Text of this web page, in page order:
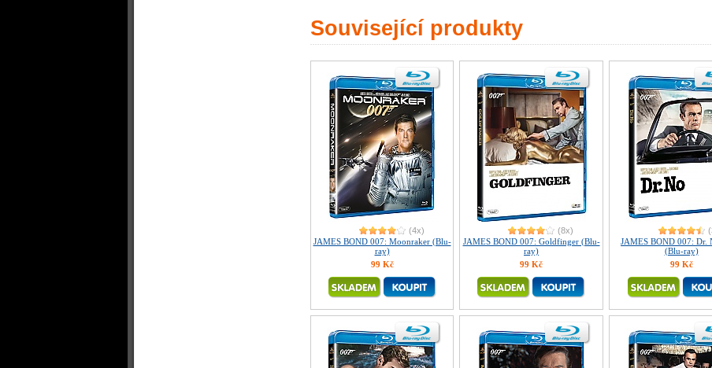
Související produkty
(4x)
JAMES BOND 007: Moonraker (Blu-
ray)
99 Kč
(8x)
JAMES BOND 007: Goldfinger (Blu-
ray)
99 Kč
JAMES BOND 007: Dr.
(Blu-ray)
99 Kč